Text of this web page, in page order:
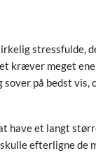
stressfulde,
kræver meget
på bedst vis,
have et langt
efterligne de